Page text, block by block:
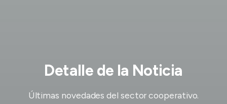
Detalle de la Noticia
Últimas novedades del sector cooperativo.